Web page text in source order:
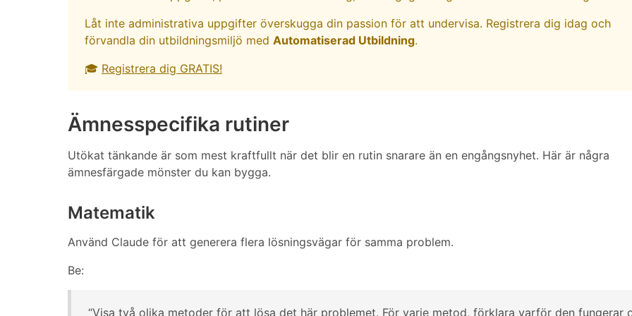
Låt inte administrativa uppgifter överskugga din passion för att undervisa. Registrera dig idag och
förvandla din utbildningsmiljö med Automatiserad Utbildning.
🎓 Registrera dig GRATIS!
Ämnesspecifika rutiner
Utökat tänkande är som mest kraftfullt när det blir en rutin snarare än en engångsnyhet. Här är några
ämnesfärgade mönster du kan bygga.
Matematik
Använd Claude för att generera flera lösningsvägar för samma problem.
Be:
“Visa två olika metoder för att lösa det här problemet. För varje metod, förklara varför den fungerar